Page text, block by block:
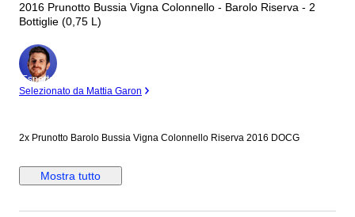
2016 Prunotto Bussia Vigna Colonnello - Barolo Riserva - 2
Bottiglie (0,75 L)
Esperto
Selezionato da Mattia Garon
2x Prunotto Barolo Bussia Vigna Colonnello Riserva 2016 DOCG
Mostra tutto